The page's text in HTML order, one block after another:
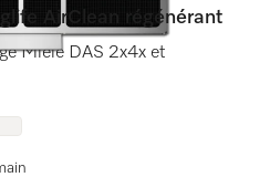
AirClean régénérant
Miele DAS 2x4x et